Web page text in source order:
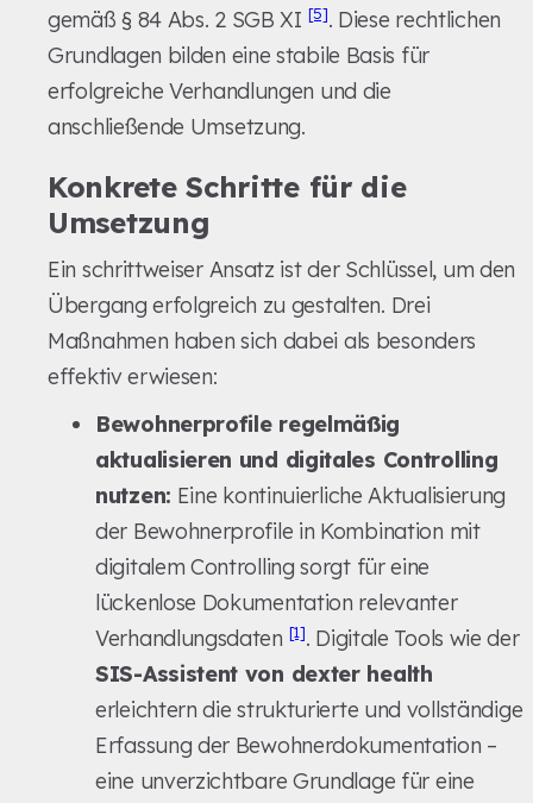
gemäß § 84 Abs. 2 SGB XI [5]. Diese rechtlichen
Grundlagen bilden eine stabile Basis für
erfolgreiche Verhandlungen und die
anschließende Umsetzung.
Konkrete Schritte für die
Umsetzung
Ein schrittweiser Ansatz ist der Schlüssel, um den
Übergang erfolgreich zu gestalten. Drei
Maßnahmen haben sich dabei als besonders
effektiv erwiesen:
Bewohnerprofile regelmäßig
aktualisieren und digitales Controlling
nutzen: Eine kontinuierliche Aktualisierung
der Bewohnerprofile in Kombination mit
digitalem Controlling sorgt für eine
lückenlose Dokumentation relevanter
Verhandlungsdaten [1]. Digitale Tools wie der
SIS-Assistent von dexter health
erleichtern die strukturierte und vollständige
Erfassung der Bewohnerdokumentation –
eine unverzichtbare Grundlage für eine